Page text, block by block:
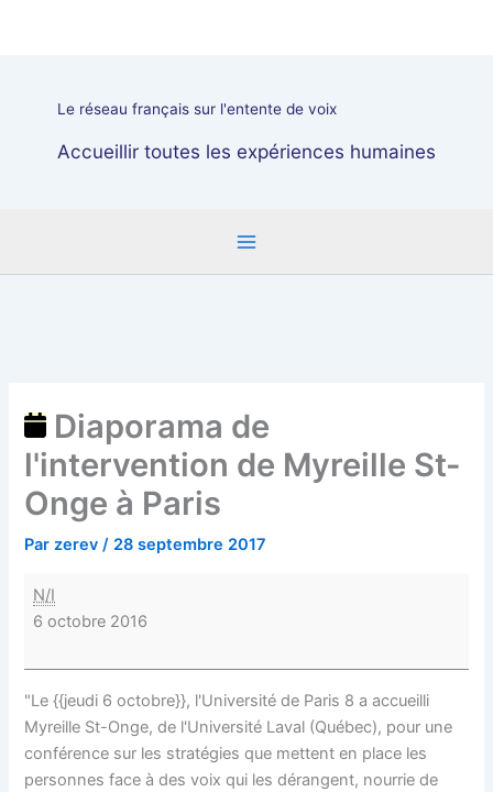
Le réseau français sur l'entente de voix
Accueillir toutes les expériences humaines
Diaporama de
l'intervention de Myreille St-
Onge à Paris
Parzerev/ 28 septembre 2017
Myreille
N/I
6 octobre 2016
"Le {{jeudi 6 octobre}}, l'Université de Paris 8 a accueilli
Myreille St-Onge, de l'Université Laval (Québec), pour une
conférence sur les stratégies que mettent en place les
personnes face à des voix qui les dérangent, nourrie de